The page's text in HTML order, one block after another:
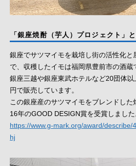
「銀座焼酎（芋人）プロジェクト」
銀座でサツマイモを栽培し街の活性化と
で、収穫したイモは福岡県豊前市の酒蔵
銀座三越や銀座東武ホテルなど20団体
円で販売しています。
この銀座産のサツマイモをブレンドし
16年のGOOD DESIGN賞を受賞しました
https://www.g-mark.org/award/describe/
hj